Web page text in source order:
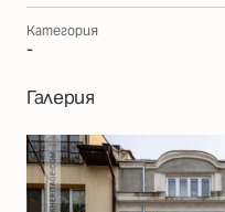
Категория
-
Галерия